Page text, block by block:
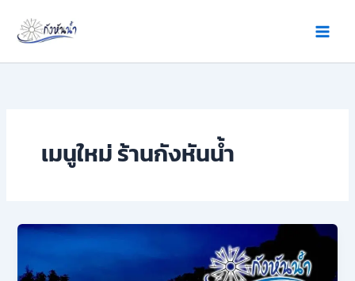
content
เมนูใหม่ ร้านกังหันน้ำ